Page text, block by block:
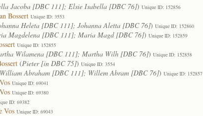
Jacoba [DBC 111]; Elsie Isabella [DBC 76]) Unique ID: 152856
Bossert Unique ID: 3553
Heleta [DBC 111]; Johanna Aletta [DBC 76]) Unique ID: 152860
Magdelena [DBC 111]; Maria Magd [DBC 76]) Unique ID: 152859
Unique ID: 152855
Wilamena [DBC 111]; Martha Wilh [DBC 76]) Unique ID: 152858
(Pieter [in DBC 75]) Unique ID: 3554
William Abraham [DBC 111]; Willem Abram [DBC 76]) Unique ID: 152857
Unique ID: 69041
Unique ID: 69380
ID: 69382
Vos Unique ID: 69043